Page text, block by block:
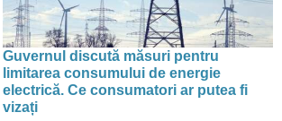
Guvernul discută măsuri pentru
limitarea consumului de energie
electrică. Ce consumatori ar putea fi
vizați